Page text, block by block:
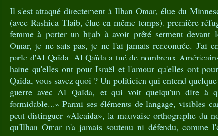
Il s'est attaqué directement à Ilhan Omar, élue du
(avec Rashida Tlaib, élue en même temps), première
femme à porter un hijab à avoir prêté serment devant
Omar, je ne sais pas, je ne l'ai jamais rencontrée. J'ai
parle d'Al Qaïda. Al Qaïda a tué de nombreux
haine qu'elles ont pour Israël et l'amour qu'elles ont
Qaïda, vous savez quoi ? Un politicien qui entend
guerre avec Al Qaïda, et qui voit quelqu'un dire à
formidable...» Parmi ses éléments de langage, visibles
peut distinguer «Alcaida», la mauvaise orthographe du
qu'Ilhan Omar n'a jamais soutenu ni défendu, comme